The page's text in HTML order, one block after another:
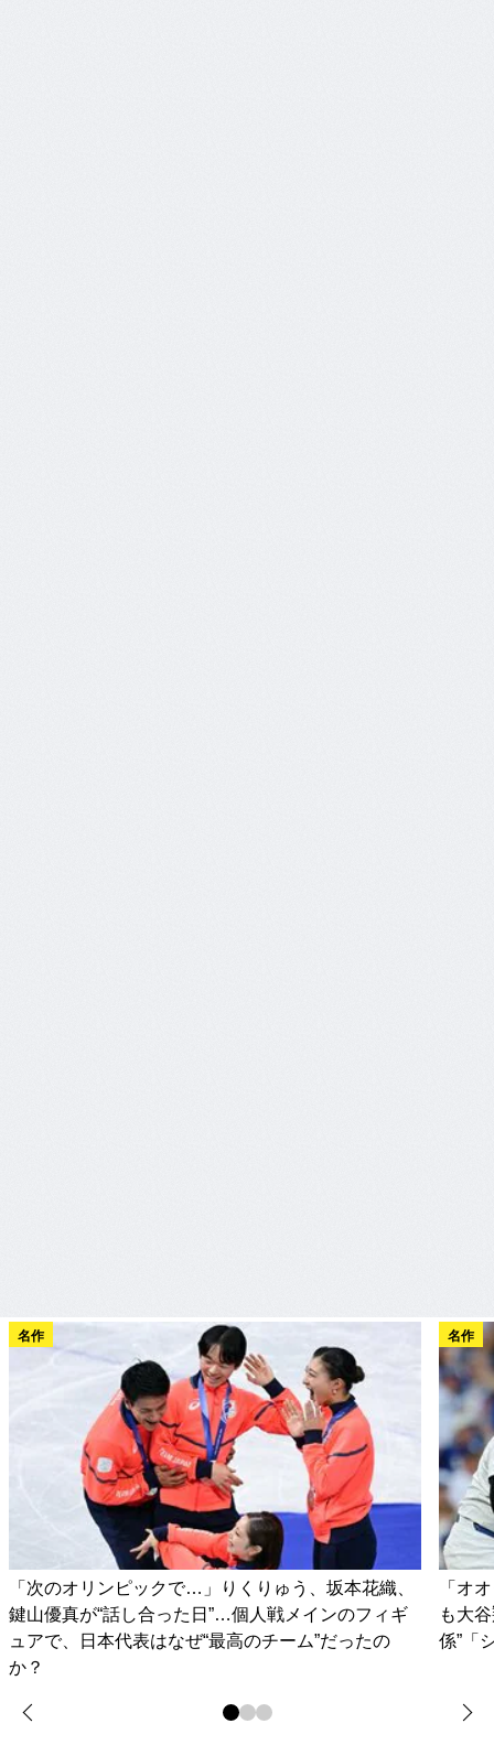
名作
「次のオリンピックで…」りくりゅう、坂本花織、
鍵山優真が“話し合った日”…個人戦メインのフィギ
ュアで、日本代表はなぜ“最高のチーム”だったの
か？
名作
「オ
も大
係”「